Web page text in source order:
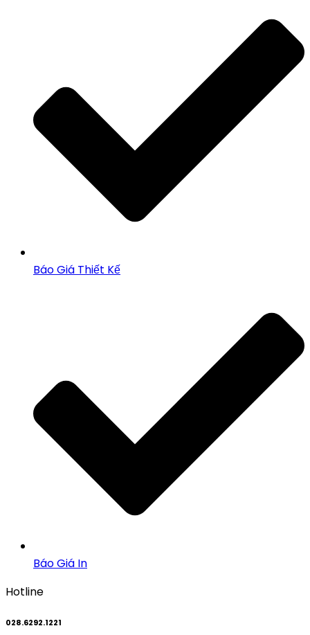
Báo Giá Thiết Kế
Báo Giá In
Hotline
028.6292.1221